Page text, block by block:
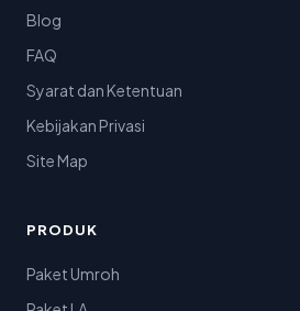
Blog
FAQ
Syarat dan Ketentuan
Kebijakan Privasi
Site Map
PRODUK
Paket Umroh